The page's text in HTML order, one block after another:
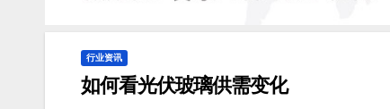
行业资讯
如何看光伏玻璃供需变化